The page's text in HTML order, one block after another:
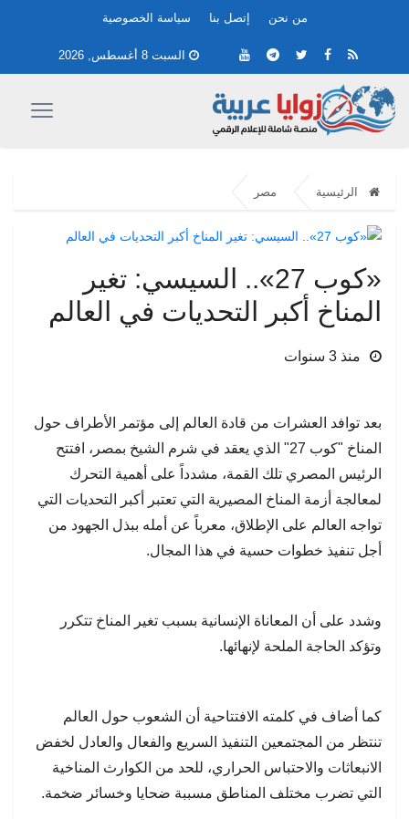
من نحن إتصل بنا سياسة الخصوصية
السبت 8 أغسطس, 2026
الرئيسية مصر
«كوب 27».. السيسي: تغير
المناخ أكبر التحديات في العالم
منذ 3 سنوات
بعد توافد العشرات من قادة العالم إلى مؤتمر الأطراف حول
المناخ "كوب 27" الذي يعقد في شرم الشيخ بمصر، افتتح
الرئيس المصري تلك القمة، مشدداً على أهمية التحرك
لمعالجة أزمة المناخ المصيرية التي تعتبر أكبر التحديات التي
تواجه العالم على الإطلاق، معرباً عن أمله ببذل الجهود من
أجل تنفيذ خطوات حسية في هذا المجال.
وشدد على أن المعاناة الإنسانية بسبب تغير المناخ تتكرر
وتؤكد الحاجة الملحة لإنهائها.
كما أضاف في كلمته الافتتاحية أن الشعوب حول العالم
تنتظر من المجتمعين التنفيذ السريع والفعال والعادل لخفض
الانبعاثات والاحتباس الحراري، للحد من الكوارث المناخية
التي تضرب مختلف المناطق مسببة ضحايا وخسائر ضخمة.